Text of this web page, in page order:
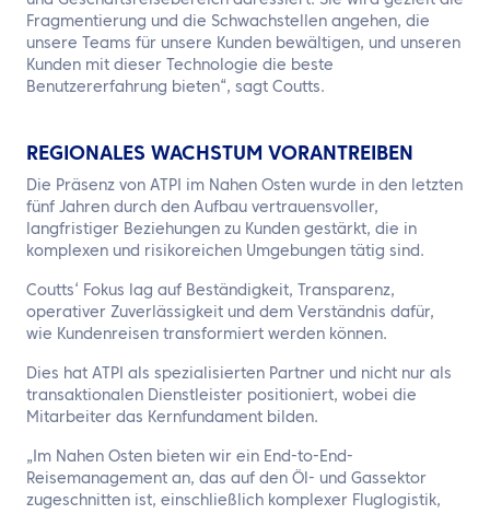
Fragmentierung und die Schwachstellen angehen, die
unsere Teams für unsere Kunden bewältigen, und unseren
Kunden mit dieser Technologie die beste
Benutzererfahrung bieten“, sagt Coutts.
REGIONALES WACHSTUM VORANTREIBEN
Die Präsenz von ATPI im Nahen Osten wurde in den letzten
fünf Jahren durch den Aufbau vertrauensvoller,
langfristiger Beziehungen zu Kunden gestärkt, die in
komplexen und risikoreichen Umgebungen tätig sind.
Coutts‘ Fokus lag auf Beständigkeit, Transparenz,
operativer Zuverlässigkeit und dem Verständnis dafür,
wie Kundenreisen transformiert werden können.
Dies hat ATPI als spezialisierten Partner und nicht nur als
transaktionalen Dienstleister positioniert, wobei die
Mitarbeiter das Kernfundament bilden.
„Im Nahen Osten bieten wir ein End-to-End-
Reisemanagement an, das auf den Öl- und Gassektor
zugeschnitten ist, einschließlich komplexer Fluglogistik,